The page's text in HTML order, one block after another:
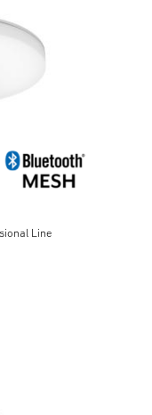
Line